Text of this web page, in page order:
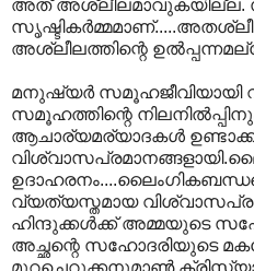
അത് അശ്ലീലമാവുകയില്ല.
അശ്ലീലത്തിന്റെ
മനുഷ്യര്‍ സമൂഹജീവിയായി
സമൂഹത്തിന്റെ
ആചാര്യമര്യാദകള്‍
വ്യത്യസ്തമായ
ഹിന്ദുക്കള്‍ക്ക് അമ്മയുടെ
അച്ഛന്റെ സഹോദരിയുടെ
മുറച്ചെറുക്കനുമാണ്‍